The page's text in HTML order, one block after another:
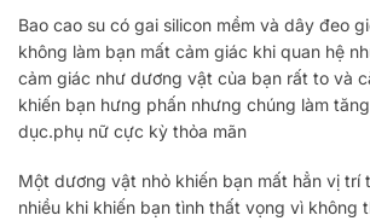
Bao cao su có gai silicon mềm và dây đeo
không làm bạn mất cảm giác khi quan hệ
cảm giác như dương vật của bạn rất to và
khiến bạn hưng phấn nhưng chúng làm
dục.phụ nữ cực kỳ thỏa mãn
Một dương vật nhỏ khiến bạn mất hẳn vị trí
nhiều khi khiến bạn tình thất vọng vì không